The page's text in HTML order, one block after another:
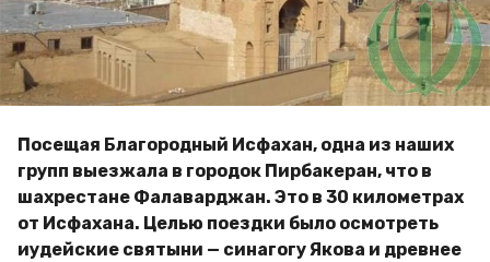
g
o
м
и
р
Посещая Благородный Исфахан, одна из наших
групп выезжала в городок Пирбакеран, что в
шахрестане Фалаварджан. Это в 30 километрах
от Исфахана. Целью поездки было осмотреть
иудейские святыни — синагогу Якова и древнее